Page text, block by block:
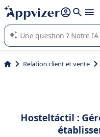
répondre (plusieurs lignes avec
L'IA de Appvizer vous guide
logiciel SaaS en entreprise.
Relation client et vente
Hosteltáctil :